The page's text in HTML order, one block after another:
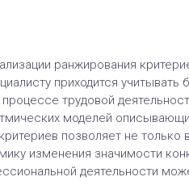
ранжирования
приходится
трудовой
моделей
позволяет не
изменения значимости
деятельности